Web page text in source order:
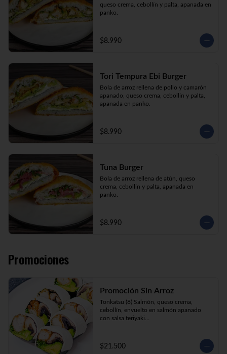
queso crema, cebollín y palta, apanada en
panko.
$8.990
Tori Tempura Ebi Burger
Bola de arroz rellena de pollo y camarón
apanado, queso crema, cebollín y palta,
apanada en panko.
$8.990
Tuna Burger
Bola de arroz rellena de atún, queso
crema, cebollín y palta, apanada en
panko.
$8.990
Promociones
Promoción Sin Arroz
Tonkatsu (8) Salmón, queso crema,
cebollín, envuelto en salmón apanado
con salsa teriyaki
Sake Ebi (8) Camarón, salmón, queso
crema y cebollín envuelto en palta.
$21.500